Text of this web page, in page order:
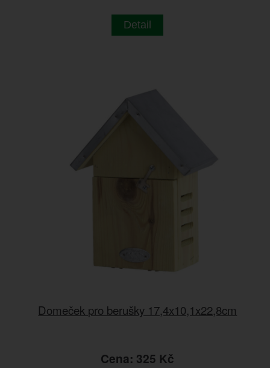
Detail
Domeček pro berušky 17,4x10,1x22,8cm
Cena: 325 Kč